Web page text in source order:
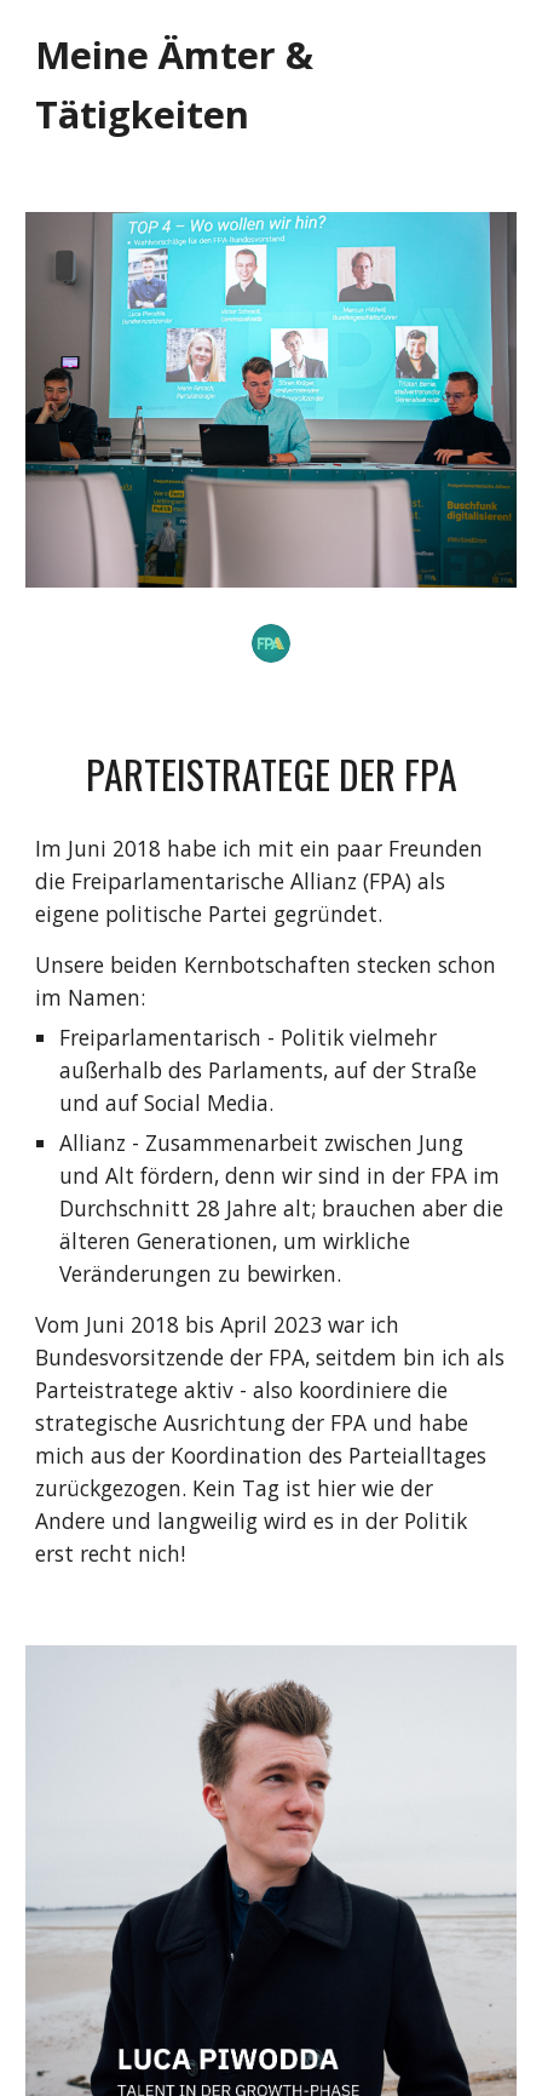
Meine Ämter &
Tätigkeiten
PARTEISTRATEGE DER FPA
Im Juni 2018 habe ich mit ein paar Freunden
die Freiparlamentarische Allianz (FPA) als
eigene politische Partei gegründet.
Unsere beiden Kernbotschaften stecken schon
im Namen:
Freiparlamentarisch - Politik vielmehr
außerhalb des Parlaments, auf der Straße
und auf Social Media.
Allianz - Zusammenarbeit zwischen Jung
und Alt fördern, denn wir sind in der FPA im
Durchschnitt 28 Jahre alt; brauchen aber die
älteren Generationen, um wirkliche
Veränderungen zu bewirken.
Vom Juni 2018 bis April 2023 war ich
Bundesvorsitzende der FPA, seitdem bin ich als
Parteistratege aktiv - also koordiniere die
strategische Ausrichtung der FPA und habe
mich aus der Koordination des Parteialltages
zurückgezogen. Kein Tag ist hier wie der
Andere und langweilig wird es in der Politik
erst recht nich!